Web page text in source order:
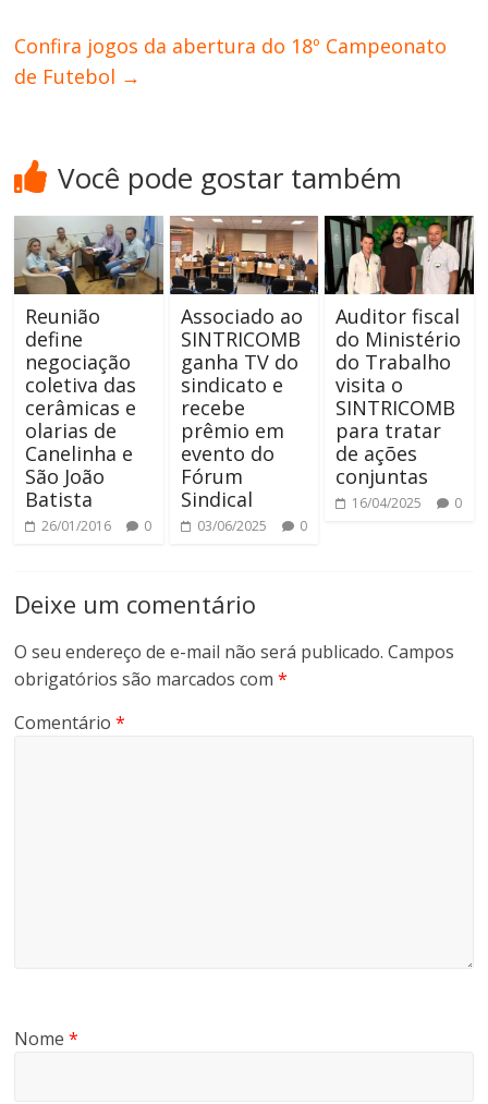
Confira jogos da abertura do 18º Campeonato
de Futebol →
Você pode gostar também
Reunião
define
negociação
coletiva das
cerâmicas e
olarias de
Canelinha e
São João
Batista
26/01/2016 0
Associado ao
SINTRICOMB
ganha TV do
sindicato e
recebe
prêmio em
evento do
Fórum
Sindical
03/06/2025 0
Auditor fiscal
do Ministério
do Trabalho
visita o
SINTRICOMB
para tratar
de ações
conjuntas
16/04/2025 0
Deixe um comentário
O seu endereço de e-mail não será publicado. Campos
obrigatórios são marcados com*
Comentário*
Nome*